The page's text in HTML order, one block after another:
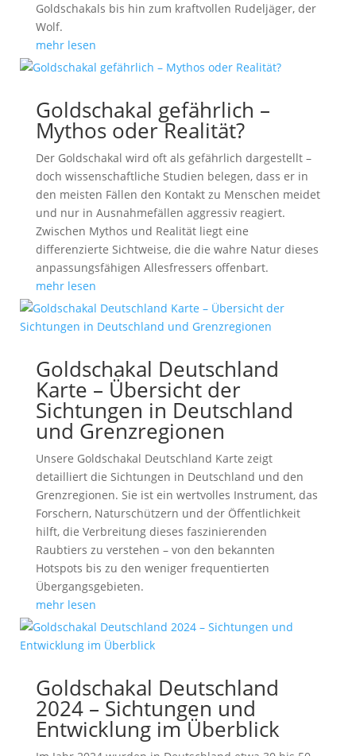
Goldschakals bis hin zum kraftvollen Rudeljäger, der
Wolf.
mehr lesen
Goldschakal gefährlich –
Mythos oder Realität?
Der Goldschakal wird oft als gefährlich dargestellt –
doch wissenschaftliche Studien belegen, dass er in
den meisten Fällen den Kontakt zu Menschen meidet
und nur in Ausnahmefällen aggressiv reagiert.
Zwischen Mythos und Realität liegt eine
differenzierte Sichtweise, die die wahre Natur dieses
anpassungsfähigen Allesfressers offenbart.
mehr lesen
Goldschakal Deutschland
Karte – Übersicht der
Sichtungen in Deutschland
und Grenzregionen
Unsere Goldschakal Deutschland Karte zeigt
detailliert die Sichtungen in Deutschland und den
Grenzregionen. Sie ist ein wertvolles Instrument, das
Forschern, Naturschützern und der Öffentlichkeit
hilft, die Verbreitung dieses faszinierenden
Raubtiers zu verstehen – von den bekannten
Hotspots bis zu den weniger frequentierten
Übergangsgebieten.
mehr lesen
Goldschakal Deutschland
2024 – Sichtungen und
Entwicklung im Überblick